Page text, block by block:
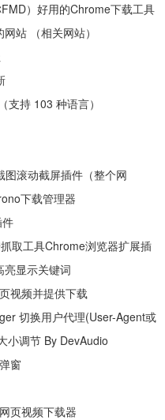
）好用的Chrome下载工具
站 （相关网站）
持 103 种语言）
滚动截屏插件（整个网
下载管理器
取工具Chrome浏览器扩展插
显示关键词
视频并提供下载
切换用户代理(User-Agent或
小调节 By DevAudio
窗
页视频下载器